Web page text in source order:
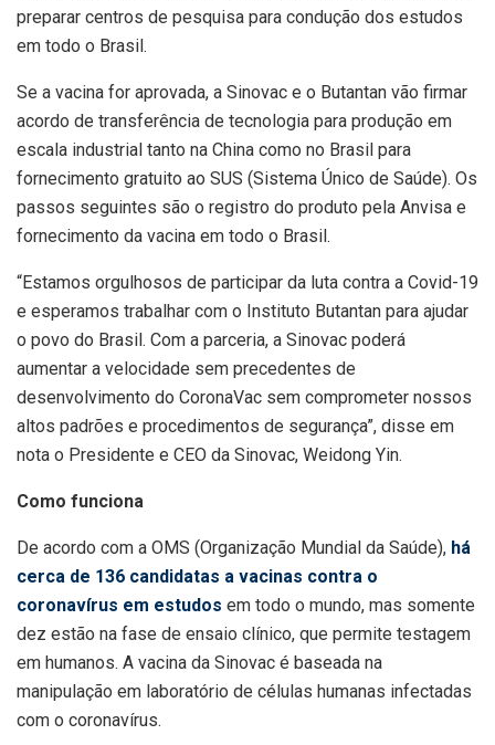
preparar centros de pesquisa para condução dos estudos
em todo o Brasil.
Se a vacina for aprovada, a Sinovac e o Butantan vão firmar
acordo de transferência de tecnologia para produção em
escala industrial tanto na China como no Brasil para
fornecimento gratuito ao SUS (Sistema Único de Saúde). Os
passos seguintes são o registro do produto pela Anvisa e
fornecimento da vacina em todo o Brasil.
“Estamos orgulhosos de participar da luta contra a Covid-19
e esperamos trabalhar com o Instituto Butantan para ajudar
o povo do Brasil. Com a parceria, a Sinovac poderá
aumentar a velocidade sem precedentes de
desenvolvimento do CoronaVac sem comprometer nossos
altos padrões e procedimentos de segurança”, disse em
nota o Presidente e CEO da Sinovac, Weidong Yin.
Como funciona
De acordo com a OMS (Organização Mundial da Saúde), há
cerca de 136 candidatas a vacinas contra o
coronavírus em estudos em todo o mundo, mas somente
dez estão na fase de ensaio clínico, que permite testagem
em humanos. A vacina da Sinovac é baseada na
manipulação em laboratório de células humanas infectadas
com o coronavírus.